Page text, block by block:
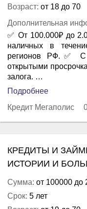
Возраст: от 18 до 70
Дополнительная
✅ От 100.000₽ до
наличных в
регионов РФ.✅ С
открытыми
залога. …
Подробнее
Кредит Мегаполис
КРЕДИТЫ И
ИСТОРИИ И
Сумма: от 100000 до
Срок: 5 лет